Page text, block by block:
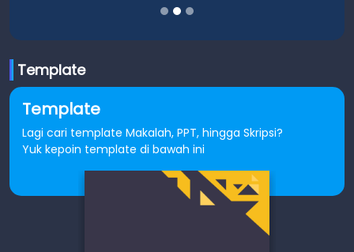
Template
Template
Lagi cari template Makalah, PPT, hingga Skripsi?
Yuk kepoin template di bawah ini